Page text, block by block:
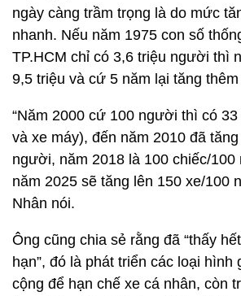
ngày càng trầm trọng là do mức
nhanh. Nếu năm 1975 con số
TP.HCM chỉ có 3,6 triệu người thì
9,5 triệu và cứ 5 năm lại tăng
“Năm 2000 cứ 100 người thì có
và xe máy), đến năm 2010 đã
người, năm 2018 là 100 chiếc/
năm 2025 sẽ tăng lên 150 xe/100
Nhân nói.
Ông cũng chia sẻ rằng đã “thấy
hạn”, đó là phát triển các loại hình
cộng để hạn chế xe cá nhân, còn